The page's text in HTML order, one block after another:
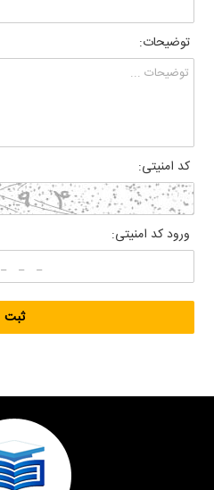
توضیحات:
کد امنیتی:
ورود کد امنیتی: